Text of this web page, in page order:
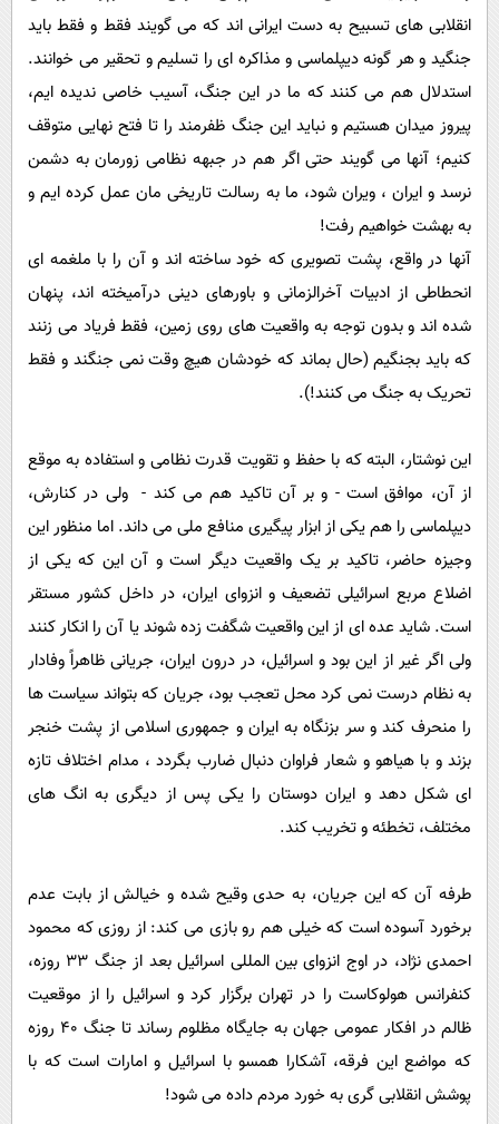
انقلابی های تسبیح به دست ایرانی اند که می گویند فقط و فقط باید
جنگید و هر گونه دیپلماسی و مذاکره ای را تسلیم و تحقیر می خوانند.
استدلال هم می کنند که ما در این جنگ، آسیب خاصی ندیده ایم،
پیروز میدان هستیم و نباید این جنگ ظفرمند را تا فتح نهایی متوقف
کنیم؛ آنها می گویند حتی اگر هم در جبهه نظامی زورمان به دشمن
نرسد و ایران ، ویران شود، ما به رسالت تاریخی مان عمل کرده ایم و
به بهشت خواهیم رفت!
آنها در واقع، پشت تصویری که خود ساخته اند و آن را با ملغمه ای
انحطاطی از ادبیات آخرالزمانی و باورهای دینی درآمیخته اند، پنهان
شده اند و بدون توجه به واقعیت های روی زمین، فقط فریاد می زنند
که باید بجنگیم (حال بماند که خودشان هیچ وقت نمی جنگند و فقط
تحریک به جنگ می کنند!).
این نوشتار، البته که با حفظ و تقویت قدرت نظامی و استفاده به موقع
از آن، موافق است - و بر آن تاکید هم می کند - ولی در کنارش،
دیپلماسی را هم یکی از ابزار پیگیری منافع ملی می داند. اما منظور این
وجیزه حاضر، تاکید بر یک واقعیت دیگر است و آن این که یکی از
اضلاع مربع اسرائیلی تضعیف و انزوای ایران، در داخل کشور مستقر
است. شاید عده ای از این واقعیت شگفت زده شوند یا آن را انکار کنند
ولی اگر غیر از این بود و اسرائیل، در درون ایران، جریانی ظاهراً وفادار
به نظام درست نمی کرد محل تعجب بود، جریان که بتواند سیاست ها
را منحرف کند و سر بزنگاه به ایران و جمهوری اسلامی از پشت خنجر
بزند و با هیاهو و شعار فراوان دنبال ضارب بگردد ، مدام اختلاف تازه
ای شکل دهد و ایران دوستان را یکی پس از دیگری به انگ های
مختلف، تخطئه و تخریب کند.
طرفه آن که این جریان، به حدی وقیح شده و خیالش از بابت عدم
برخورد آسوده است که خیلی هم رو بازی می کند: از روزی که محمود
احمدی نژاد، در اوج انزوای بین المللی اسرائیل بعد از جنگ 33 روزه،
کنفرانس هولوکاست را در تهران برگزار کرد و اسرائیل را از موقعیت
ظالم در افکار عمومی جهان به جایگاه مظلوم رساند تا جنگ 40 روزه
که مواضع این فرقه، آشکارا همسو با اسرائیل و امارات است که با
پوشش انقلابی گری به خورد مردم داده می شود!